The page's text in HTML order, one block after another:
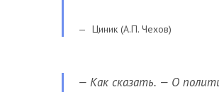
Циник (А.П. Чехов)
— Как сказать. — О